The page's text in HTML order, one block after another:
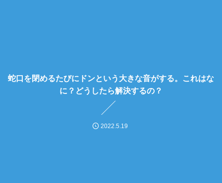
蛇口を閉めるたびにドンという大きな音がする。これはな
に？どうしたら解決するの？
2022.5.19